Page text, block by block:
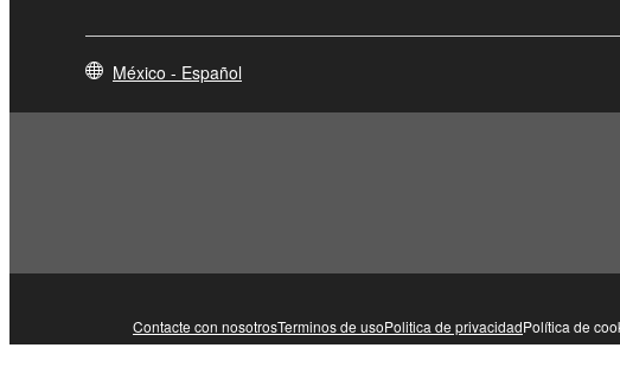
México - Español
Contacte con nosotrosTerminos de usoPolitica de privacidadPolítica de